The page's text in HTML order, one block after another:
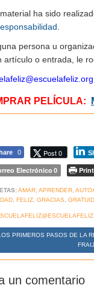
ha sido
.
persona u
artículo o entrada, le
PELÍCULA:
0 Post 0
Electrónico 0 Print
AMAR, APRENDER,
, FELIZ, GRACIAS,
PRIMEROS PASOS DE LA
un comentario